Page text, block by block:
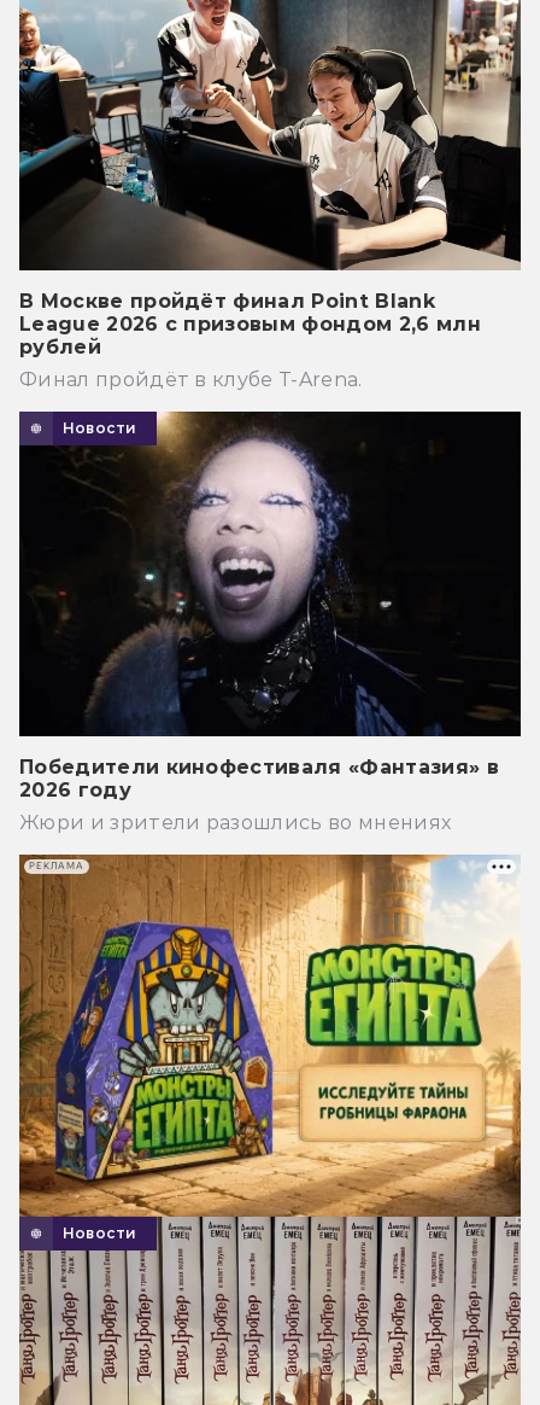
В Москве пройдёт финал Point Blank
League 2026 с призовым фондом 2,6 млн
рублей
Финал пройдёт в клубе T-Arena.
Новости
Победители кинофестиваля «Фантазия» в
2026 году
Жюри и зрители разошлись во мнениях
Новости
РЕКЛАМА